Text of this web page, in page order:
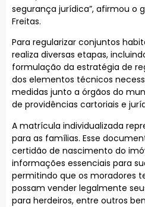
segurança jurídica”, afirmou o
Freitas.
Para regularizar conjuntos
realiza diversas etapas,
formulação da estratégia de
dos elementos técnicos
medidas junto a órgãos do
de providências cartoriais e
A matrícula individualizada
para as famílias. Esse
certidão de nascimento do
informações essenciais para
permitindo que os moradores
possam vender legalmente
para herdeiros, entre outros